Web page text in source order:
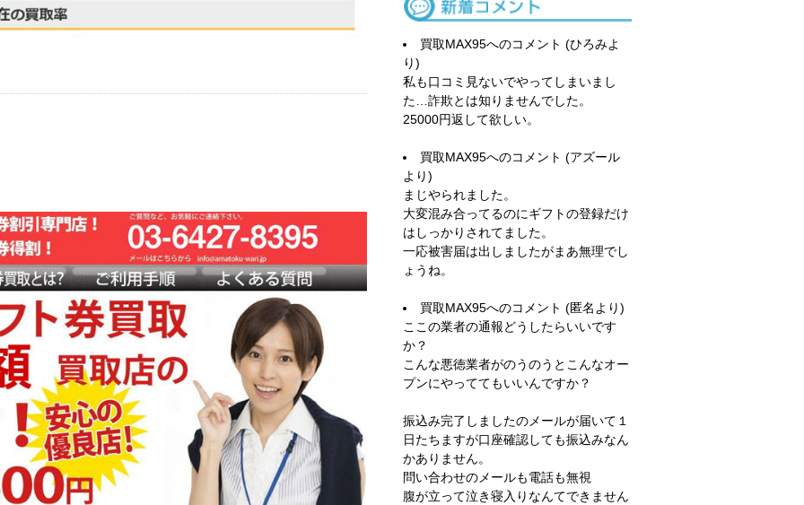
買取MAX95へのコメント (ひろみよ
り)
私も口コミ見ないでやってしまいまし
た…詐欺とは知りませんでした。
25000円返して欲しい。
買取MAX95へのコメント (アズール
より)
まじやられました。
大変混み合ってるのにギフトの登録だけ
はしっかりされてました。
一応被害届は出しましたがまあ無理でし
ょうね。
買取MAX95へのコメント (匿名より)
ここの業者の通報どうしたらいいです
か？
こんな悪徳業者がのうのうとこんなオー
プンにやっててもいいんですか？
振込み完了しましたのメールが届いて１
日たちますが口座確認しても振込みなん
かありません。
問い合わせのメールも電話も無視
腹が立って泣き寝入りなんてできません